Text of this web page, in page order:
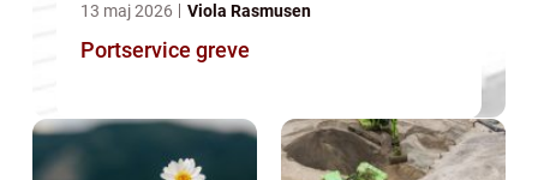
13 maj 2026 Viola Rasmusen
Portservice greve